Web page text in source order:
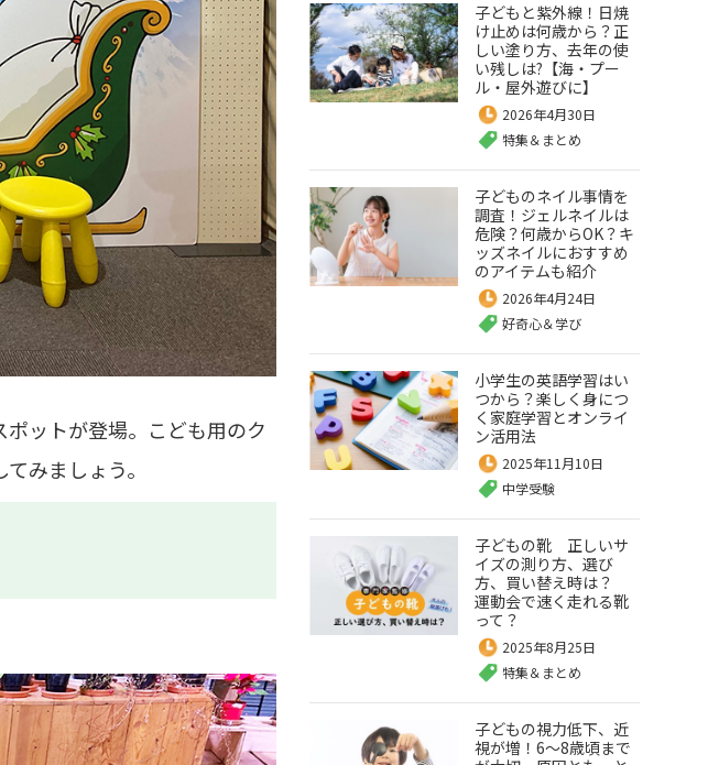
ットが登場。こども用のク
みましょう。
子どもと紫外線！日焼
け止めは何歳から？正
しい塗り方、去年の使
い残しは?【海・プー
ル・屋外遊びに】
2026年4月30日
特集＆まとめ
子どものネイル事情を
調査！ジェルネイルは
危険？何歳からOK？キ
ッズネイルにおすすめ
のアイテムも紹介
2026年4月24日
好奇心＆学び
小学生の英語学習はい
つから？楽しく身につ
く家庭学習とオンライ
ン活用法
2025年11月10日
中学受験
子どもの靴 正しいサ
イズの測り方、選び
方、買い替え時は？
運動会で速く走れる靴
って？
2025年8月25日
特集＆まとめ
子どもの視力低下、近
視が増！6～8歳頃まで